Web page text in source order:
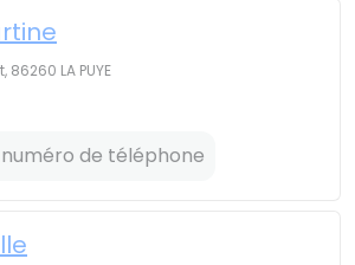
LA PUYE
de téléphone